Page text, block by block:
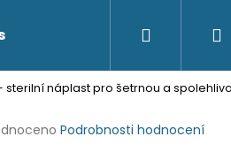
sterilní náplast pro šetrnou a
Podrobnosti hodnocení